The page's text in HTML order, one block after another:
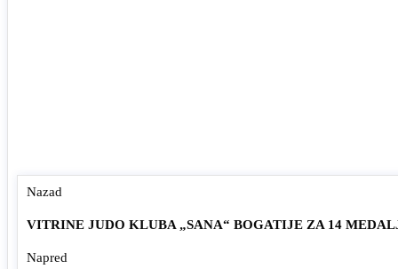
Nazad
VITRINE JUDO KLUBA „SANA“ BOGATIJE ZA 14
Napred